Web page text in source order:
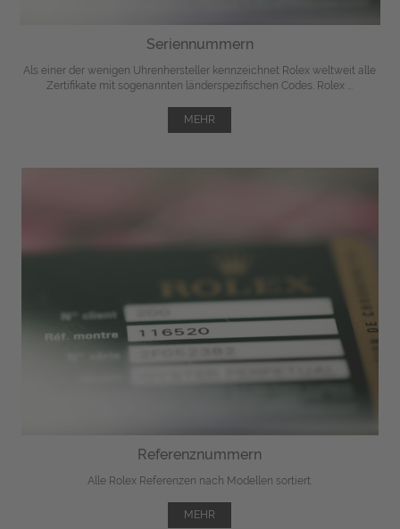
Seriennummern
Als einer der wenigen Uhrenhersteller kennzeichnet Rolex weltweit alle
Zertifikate mit sogenannten länderspezifischen Codes. Rolex ...
MEHR
Referenznummern
Alle Rolex Referenzen nach Modellen sortiert.
MEHR